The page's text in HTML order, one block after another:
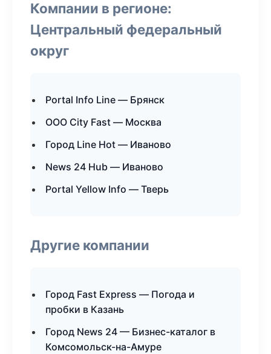
Компании в регионе:
Центральный федеральный
округ
Portal Info Line — Брянск
ООО City Fast — Москва
Город Line Hot — Иваново
News 24 Hub — Иваново
Portal Yellow Info — Тверь
Другие компании
Город Fast Express — Погода и
пробки в Казань
Город News 24 — Бизнес-каталог в
Комсомольск-на-Амуре